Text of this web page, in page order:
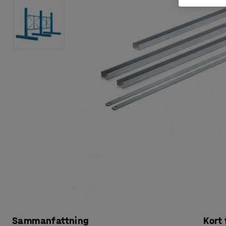
Sammanfattning Kort